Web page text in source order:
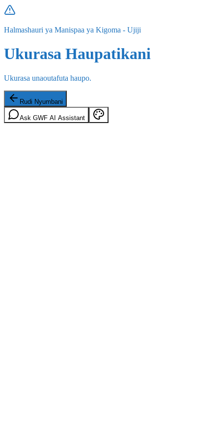
Halmashauri ya Manispaa ya Kigoma - Ujiji
Ukurasa Haupatikani
Ukurasa unaoutafuta haupo.
Rudi Nyumbani
Ask GWF AI Assistant